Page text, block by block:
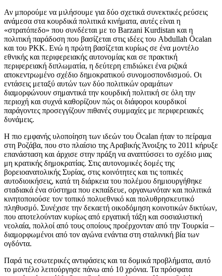
Αν μπορούμε να μιλήσουμε για δύο σχετικά συνεκτικές ρεύσεις
ανάμεσα στα κουρδικά πολιτικά κινήματα, αυτές είναι η
«στρατόπεδο» που συνδέεται με το Barzani Kurdistan και η
πολιτική παράδοση που βασίζεται στις ιδέες του Abdullah Öcalan
και του PKK. Ενώ η πρώτη βασίζεται κυρίως σε ένα μοντέλο
εθνικής και περιφερειακής αυτονομίας και σε πρακτική
περιφερειακή διπλωματία, η δεύτερη επιδιώκει ένα ριζικά
αποκεντρωμένο σχέδιο δημοκρατικού συνομοσπονδισμού. Οι
εντάσεις μεταξύ αυτών των δύο πολιτικών οραμάτων
διαμορφώνουν σημαντικά την κουρδική πολιτική σε όλη την
περιοχή και συχνά καθορίζουν πώς οι διάφοροι κουρδικοί
παράγοντες προσεγγίζουν πιθανές συμμαχίες με περιφερειακές
δυνάμεις.
Η πιο εμφανής υλοποίηση των ιδεών του Öcalan ήταν το πείραμα
στη Ροζάβα, που στο πλαίσιο της Αραβικής Άνοιξης το 2011 κήρυξε
επανάσταση και άρχισε στην πράξη να αναπτύσσει το σχέδιο μιας
μη κρατικής δημοκρατίας. Στις αυτονομικές δομές της
βορειοανατολικής Συρίας, στις κοινότητες και τις τοπικές
αυτοδιοικήσεις, κατά τη διάρκεια του πολέμου δημιουργήθηκε
σταδιακά ένα σύστημα που εκπαίδευε, οργανωνόταν και πολιτικά
κινητοποιούσε τον τοπικό πολυεθνικό και πολυθρησκευτικό
πληθυσμό. Συνέχισε την δεκαετή οικοδόμηση κοινοτικών δικτύων,
που αποτελούνταν κυρίως από εργατική τάξη και σοσιαλιστική
νεολαία, πολλοί από τους οποίους προέρχονταν από την Τουρκία –
διαμορφωμένοι από τον αγώνα ενάντια στη σταλινική βία των
ογδόντα.
Παρά τις εσωτερικές αντιφάσεις και τα δομικά προβλήματα, αυτό
το μοντέλο λειτούργησε πάνω από 10 χρόνια. Τα πρόσφατα